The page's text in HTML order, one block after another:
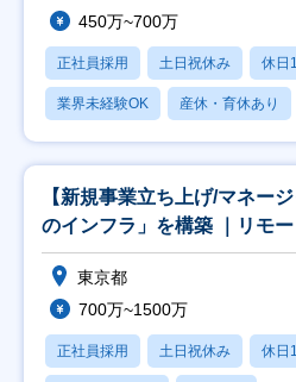
450万~700万
正社員採用 土日祝休み 休日
業界未経験OK 産休・育休あり
【新規事業立ち上げ/マネー
のインフラ」を構築 ｜リモー
東京都
700万~1500万
正社員採用 土日祝休み 休日